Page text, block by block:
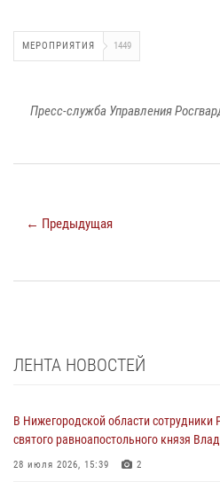
МЕРОПРИЯТИЯ 1449
Пресс-служба Управления
← Предыдущая
ЛЕНТА НОВОСТЕЙ
В Нижегородской области сотрудники
святого равноапостольного князя
28 июля 2026, 15:39 2